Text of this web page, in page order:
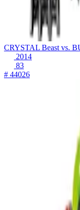
CRYSTAL Beast vs.
2014
83
# 44026